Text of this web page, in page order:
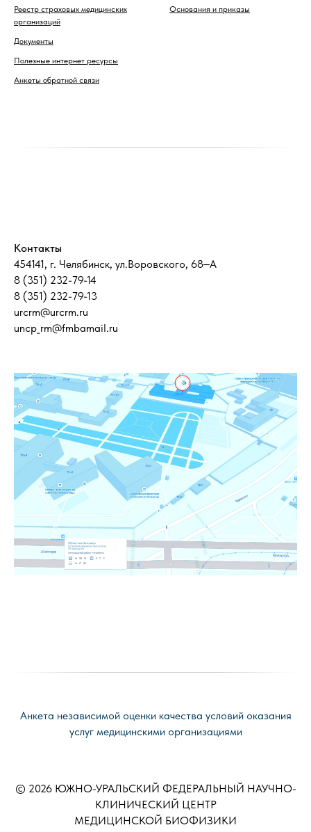
Реестр страховых медицинских
организаций
Документы
Полезные интернет ресурсы
Анкеты обратной связи
Основания и приказы
Контакты
454141, г. Челябинск, ул.Воровского, 68‒А
8 (351) 232-79-14
8 (351) 232-79-13
urcrm@urcrm.ru
uncp_rm@fmbamail.ru
Анкета независимой оценки качества условий оказания
услуг медицинскими организациями
© 2026 ЮЖНО-УРАЛЬСКИЙ ФЕДЕРАЛЬНЫЙ НАУЧНО-
КЛИНИЧЕСКИЙ ЦЕНТР
МЕДИЦИНСКОЙ БИОФИЗИКИ